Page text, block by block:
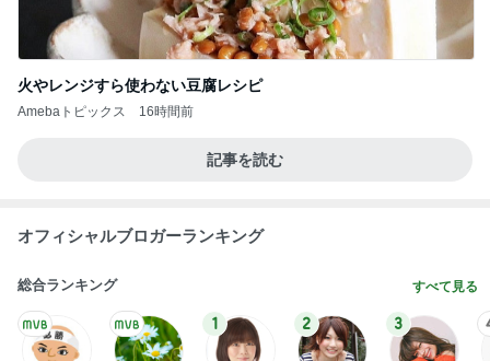
火やレンジすら使わない豆腐レシピ
Amebaトピックス 16時間前
記事を読む
オフィシャルブロガーランキング
総合ランキング すべて見る
1 2 3